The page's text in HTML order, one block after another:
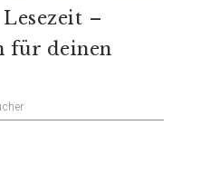
–
für deinen